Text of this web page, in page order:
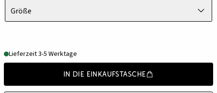
Größe
Lieferzeit 3-5 Werktage
In die Einkaufstasche